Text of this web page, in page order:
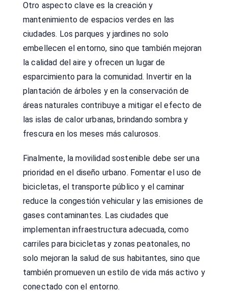
Otro aspecto clave es la creación y
mantenimiento de espacios verdes en las
ciudades. Los parques y jardines no solo
embellecen el entorno, sino que también mejoran
la calidad del aire y ofrecen un lugar de
esparcimiento para la comunidad. Invertir en la
plantación de árboles y en la conservación de
áreas naturales contribuye a mitigar el efecto de
las islas de calor urbanas, brindando sombra y
frescura en los meses más calurosos.
Finalmente, la movilidad sostenible debe ser una
prioridad en el diseño urbano. Fomentar el uso de
bicicletas, el transporte público y el caminar
reduce la congestión vehicular y las emisiones de
gases contaminantes. Las ciudades que
implementan infraestructura adecuada, como
carriles para bicicletas y zonas peatonales, no
solo mejoran la salud de sus habitantes, sino que
también promueven un estilo de vida más activo y
conectado con el entorno.